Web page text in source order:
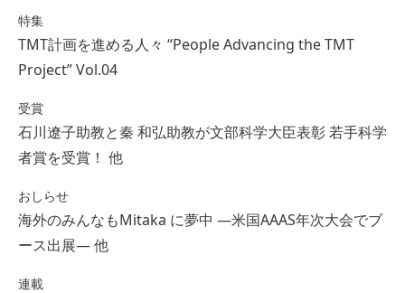
特集
TMT計画を進める人々 “People Advancing the TMT
Project” Vol.04
受賞
石川遼子助教と秦 和弘助教が文部科学大臣表彰 若手科学
者賞を受賞！ 他
おしらせ
海外のみんなもMitaka に夢中 ―米国AAAS年次大会でブ
ース出展― 他
連載